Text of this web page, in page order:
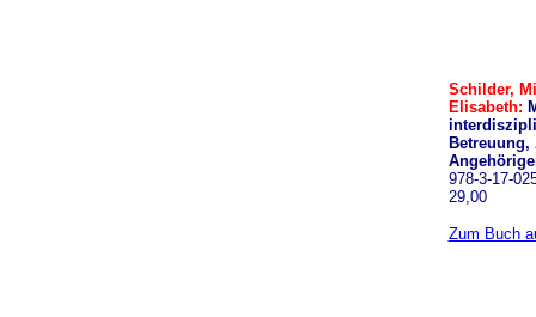
Schilder,
Elisabeth:
978-3-17-
29,00
Zum Buch